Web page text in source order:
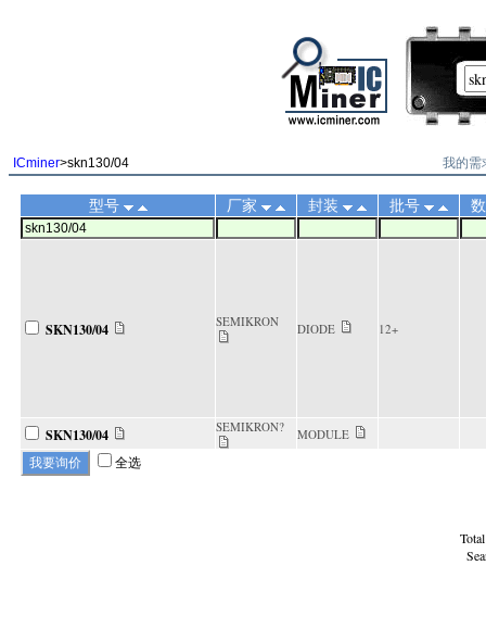
ICminer>skn130/04 我的需
型号 厂家 封装 批号
SKN130/04 SEMIKRON DIODE 12+
SKN130/04 SEMIKRON? MODULE
全选